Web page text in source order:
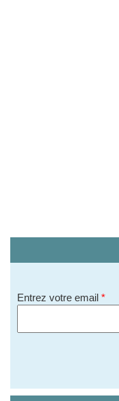
Entrez votre email *